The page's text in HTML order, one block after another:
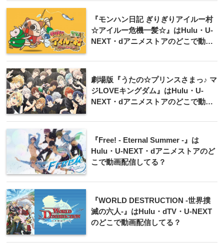
『モンハン日記 ぎりぎりアイルー村
☆アイルー危機一髪☆』はHulu・U-
NEXT・dアニメストアのどこで動画
劇場版『うたの☆プリンスさまっ♪ マ
ジLOVEキングダム』はHulu・U-
NEXT・dアニメストアのどこで動画
『Free! - Eternal Summer -』は
Hulu・U-NEXT・dアニメストアのど
こで動画配信してる？
『WORLD DESTRUCTION -世界撲
滅の六人-』はHulu・dTV・U-NEXT
のどこで動画配信してる？